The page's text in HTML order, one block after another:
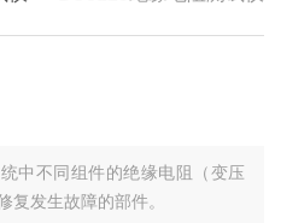
中不同组件的绝缘电阻（变压
复发生故障的部件。